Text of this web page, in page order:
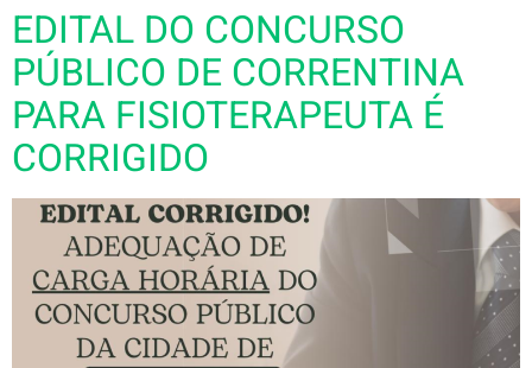
EDITAL DO CONCURSO
PÚBLICO DE CORRENTINA
PARA FISIOTERAPEUTA É
CORRIGIDO